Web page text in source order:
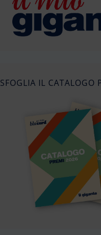
SFOGLIA IL CATALOGO